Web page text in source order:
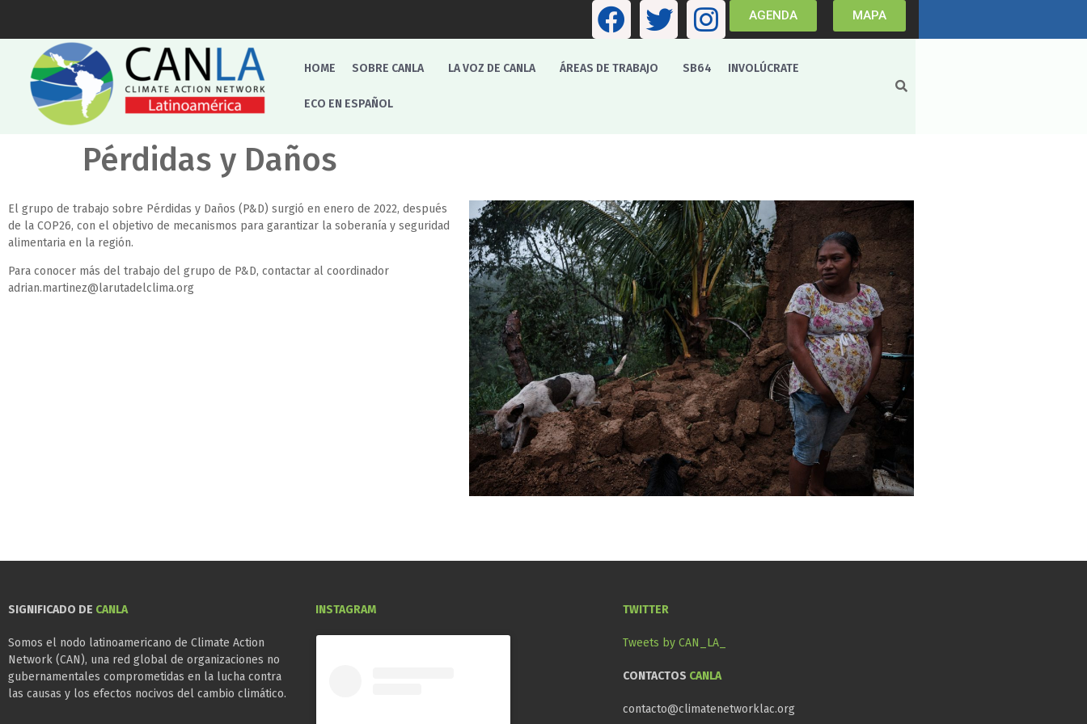
AGENDA MAPA
HOME SOBRE CANLA LA VOZ DE CANLA ÁREAS DE TRABAJO SB64 INVOLÚCRATE
ECO EN ESPAÑOL
Pérdidas y Daños
El grupo de trabajo sobre Pérdidas y Daños (P&D) surgió en enero de 2022, después
de la COP26, con el objetivo de mecanismos para garantizar la soberanía y seguridad
alimentaria en la región.
Para conocer más del trabajo del grupo de P&D, contactar al coordinador
adrian.martinez@larutadelclima.org
SIGNIFICADO DE CANLA
Somos el nodo latinoamericano de Climate Action
Network (CAN), una red global de organizaciones no
gubernamentales comprometidas en la lucha contra
las causas y los efectos nocivos del cambio climático.
INSTAGRAM TWITTER
Tweets by CAN_LA_
CONTACTOS CANLA
contacto@climatenetworklac.org